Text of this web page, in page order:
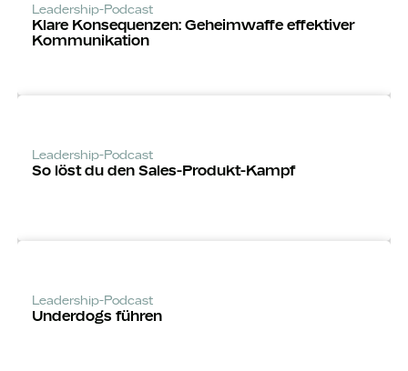
Leadership-Podcast
Klare Konsequenzen: Geheimwaffe effektiver
Kommunikation
Leadership-Podcast
So löst du den Sales-Produkt-Kampf
Leadership-Podcast
Underdogs führen